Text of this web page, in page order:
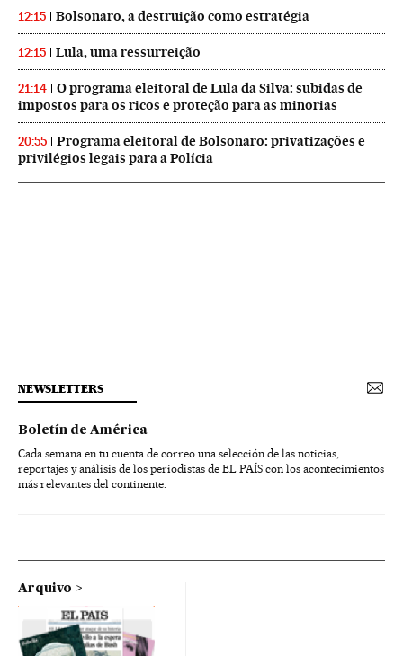
12:15 Bolsonaro, a destruição como estratégia
12:15 Lula, uma ressurreição
21:14
O programa eleitoral de Lula da Silva: subidas de
impostos para os ricos e proteção para as minorias
20:55
Programa eleitoral de Bolsonaro: privatizações e
privilégios legais para a Polícia
NEWSLETTERS
Boletín de América
Cada semana en tu cuenta de correo una selección de las noticias,
reportajes y análisis de los periodistas de EL PAÍS con los acontecimientos
más relevantes del continente.
Arquivo